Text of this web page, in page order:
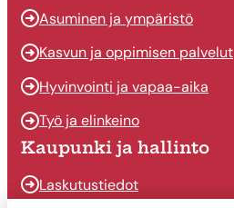
Asuminen ja ympäristö
Kasvun ja oppimisen palvelut
Hyvinvointi ja vapaa-aika
Työ ja elinkeino
Kaupunki ja hallinto
Laskutustiedot